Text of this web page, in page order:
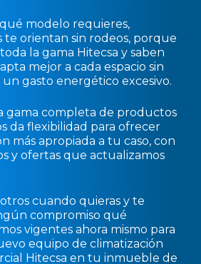
modelo requieres,
te orientan sin rodeos, porque
la gama Hitecsa y saben
mejor a cada espacio sin
gasto energético excesivo.
gama completa de productos
da flexibilidad para ofrecer
más apropiada a tu caso, con
y ofertas que actualizamos
cuando quieras y te
compromiso qué
vigentes ahora mismo para
equipo de climatización
Hitecsa en tu inmueble de